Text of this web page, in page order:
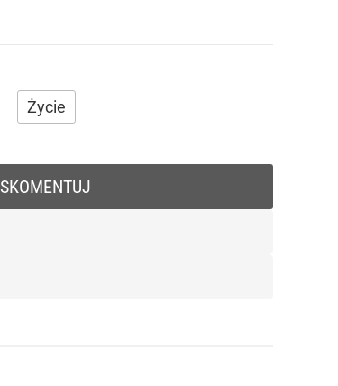
Życie
SKOMENTUJ